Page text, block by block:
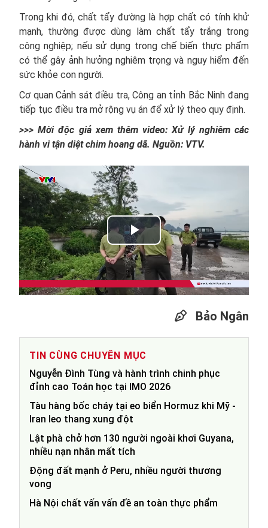
Trong khi đó, chất tẩy đường là hợp chất có tính khử
mạnh, thường được dùng làm chất tẩy trắng trong
công nghiệp; nếu sử dụng trong chế biến thực phẩm
có thể gây ảnh hưởng nghiêm trọng và nguy hiểm đến
sức khỏe con người.
Cơ quan Cảnh sát điều tra, Công an tỉnh Bắc Ninh đang
tiếp tục điều tra mở rộng vụ án để xử lý theo quy định.
>>> Mời độc giả xem thêm video: Xử lý nghiêm các
hành vi tận diệt chim hoang dã. Nguồn: VTV.
Play
Video
Bảo Ngân
TIN CÙNG CHUYÊN MỤC
Nguyễn Đình Tùng và hành trình chinh phục
đỉnh cao Toán học tại IMO 2026
Tàu hàng bốc cháy tại eo biển Hormuz khi Mỹ -
Iran leo thang xung đột
Lật phà chở hơn 130 người ngoài khơi Guyana,
nhiều nạn nhân mất tích
Động đất mạnh ở Peru, nhiều người thương
vong
Hà Nội chất vấn vấn đề an toàn thực phẩm